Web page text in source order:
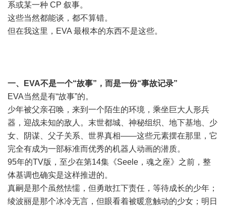
系或某一种 CP 叙事。
这些当然都能谈，都不算错。
但在我这里，EVA 最根本的东西不是这些。
一、EVA不是一个“故事”，而是一份“事故记录”
EVA当然是有“故事”的。
少年被父亲召唤，来到一个陌生的环境，乘坐巨大人形兵
器，迎战未知的敌人。末世都城、神秘组织、地下基地、少
女、阴谋、父子关系、世界真相——这些元素摆在那里，它
完全有成为一部标准而优秀的机器人动画的潜质。
95年的TV版，至少在第14集《Seele，魂之座》之前，整
体基调也确实是这样推进的。
真嗣是那个虽然怯懦，但勇敢扛下责任，等待成长的少年；
绫波丽是那个冰冷无言，但眼看着被暖意触动的少女；明日